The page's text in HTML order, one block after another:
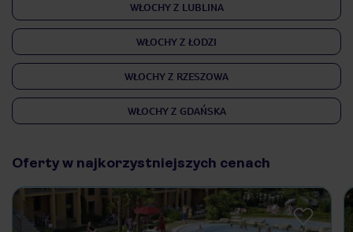
WŁOCHY Z LUBLINA
WŁOCHY Z ŁODZI
WŁOCHY Z RZESZOWA
WŁOCHY Z GDAŃSKA
Oferty w najkorzystniejszych cenach